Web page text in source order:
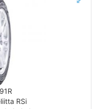
RSi